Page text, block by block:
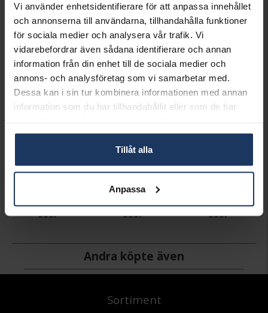
Vi använder enhetsidentifierare för att anpassa innehållet
och annonserna till användarna, tillhandahålla funktioner
för sociala medier och analysera vår trafik. Vi
vidarebefordrar även sådana identifierare och annan
information från din enhet till de sociala medier och
annons- och analysföretag som vi samarbetar med.
Dessa kan i sin tur kombinera informationen med annan
information som du har tillhandahållit eller som de har
Tillåt alla
Anpassa
INFO
VARUMÄRKE
Pandora Charms
MODELL
790762C01
MATERIAL
Silver
Matchande produkter och andra varianter
999:-
PANDORA
999:- 999:-
Andra köpte även
Sortiment